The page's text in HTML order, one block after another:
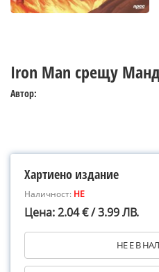
Iron Man срещу
Автор:
Хартиено издание
Наличност: НЕ
Цена: 2.04 € / 3.99 ЛВ.
НЕ Е В